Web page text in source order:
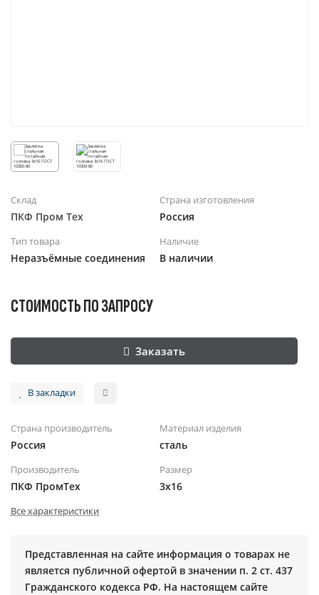
Склад
ПКФ Пром Тех
Страна изготовления
Россия
Тип товара
Неразъёмные соединения
Наличие
В наличии
СТОИМОСТЬ ПО ЗАПРОСУ
Заказать
В закладки
Страна производитель
Россия
Материал изделия
сталь
Производитель
ПКФ ПромТех
Размер
3х16
Все характеристики
Представленная на сайте информация о товарах не
является публичной офертой в значении п. 2 ст. 437
Гражданского кодекса РФ. На настоящем сайте